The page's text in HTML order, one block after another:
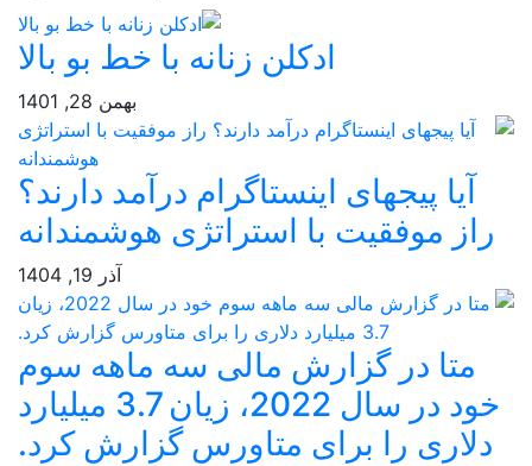
ادکلن زنانه با خط بو بالا
بهمن 28, 1401
آیا پیجهای اینستاگرام درآمد دارند؟
راز موفقیت با استراتژی هوشمندانه
متا در گزارش مالی سه ماهه سوم
خود در سال 2022، زیان 3.7 میلیارد
دلاری را برای متاورس گزارش کرد.